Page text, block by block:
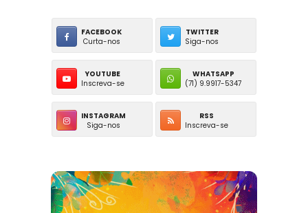
FACEBOOK
Curta-nos
TWITTER
Siga-nos
YOUTUBE
Inscreva-se
WHATSAPP
(71) 9.9917-5347
INSTAGRAM
Siga-nos
RSS
Inscreva-se